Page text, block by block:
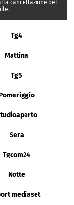
cancellazione del
Tg4
Mattina
Tg5
Sera
Tgcom24
Notte
mediaset